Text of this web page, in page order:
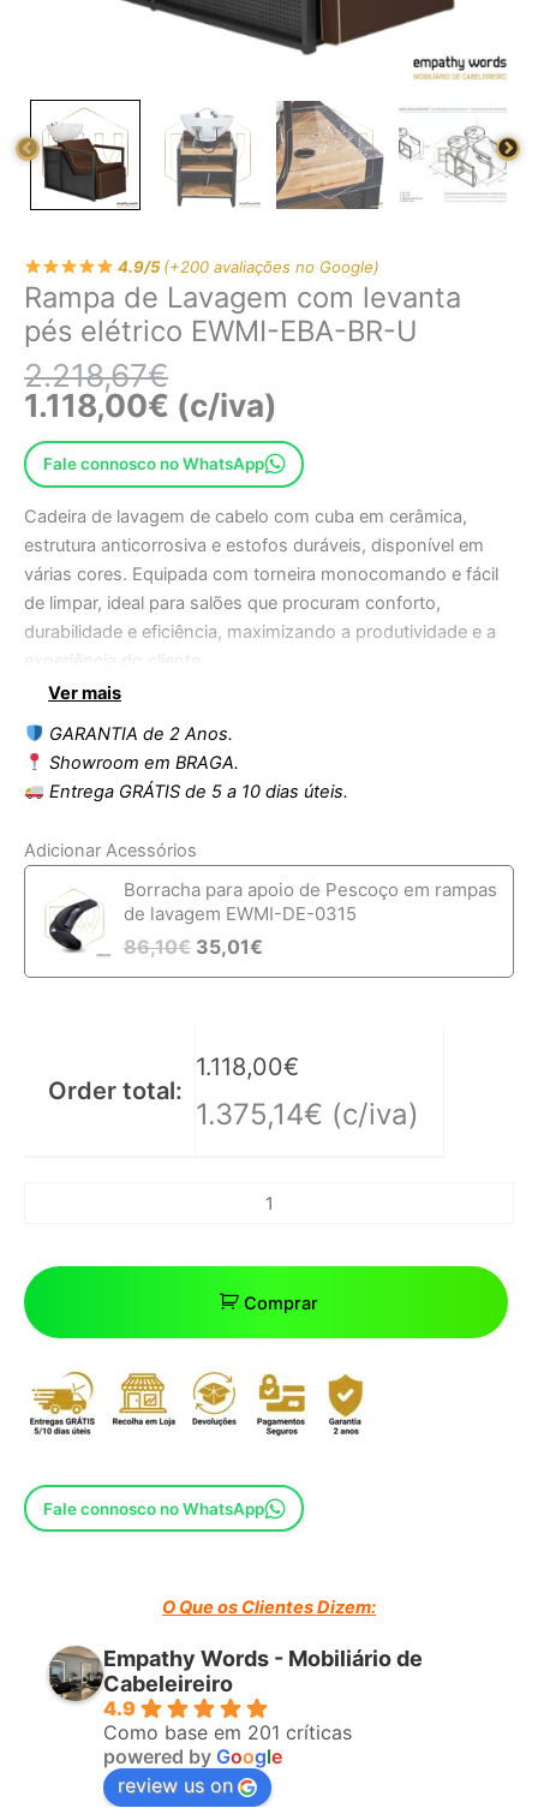
4.9/5(+200 avaliações no Google)
Rampa de Lavagem com levanta
pés elétrico EWMI-EBA-BR-U
2.218,67€
1.118,00€ (c/iva)
Fale connosco no WhatsApp
Cadeira de lavagem de cabelo com cuba em cerâmica,
estrutura anticorrosiva e estofos duráveis, disponível em
várias cores. Equipada com torneira monocomando e fácil
de limpar, ideal para salões que procuram conforto,
durabilidade e eficiência, maximizando a produtividade e a
experiência do cliente.
Ver mais
GARANTIA de 2 Anos.
Showroom em BRAGA.
Entrega GRÁTIS de 5 a 10 dias úteis.
Adicionar Acessórios
Borracha para apoio de Pescoço em rampas
de lavagem EWMI-DE-0315
86,10€ 35,01€
Order total:
1.118,00€
1.375,14€ (c/iva)
Comprar
Fale connosco no WhatsApp
O Que os Clientes Dizem:
Empathy Words - Mobiliário de
Cabeleireiro
4.9
Como base em 201 críticas
powered by Google
review us on